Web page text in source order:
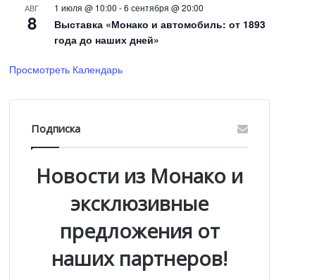
АВГ
8
1 июля @ 10:00 -6 сентября @ 20:00
Выставка «Монако и автомобиль: от 1893
года до наших дней»
Просмотреть Календарь
Подписка
Новости из Монако и
эксклюзивные
предложения от
наших партнеров!